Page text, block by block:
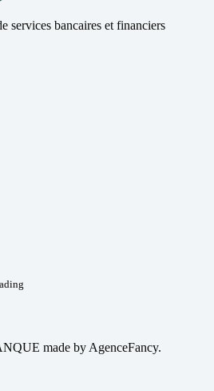
services bancaires et financiers
made by AgenceFancy.